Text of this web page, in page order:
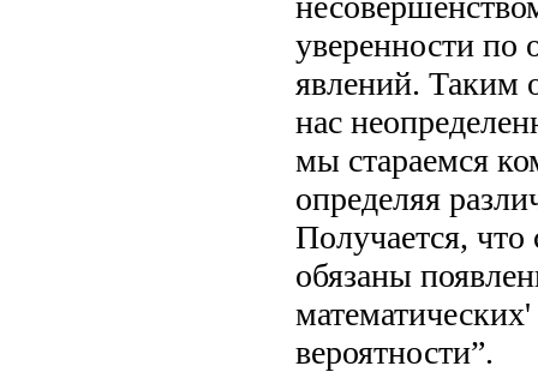
уверенности
явлений. Таким
нас
мы стараемся
определяя
Получается, что
обязаны
вероятности”.